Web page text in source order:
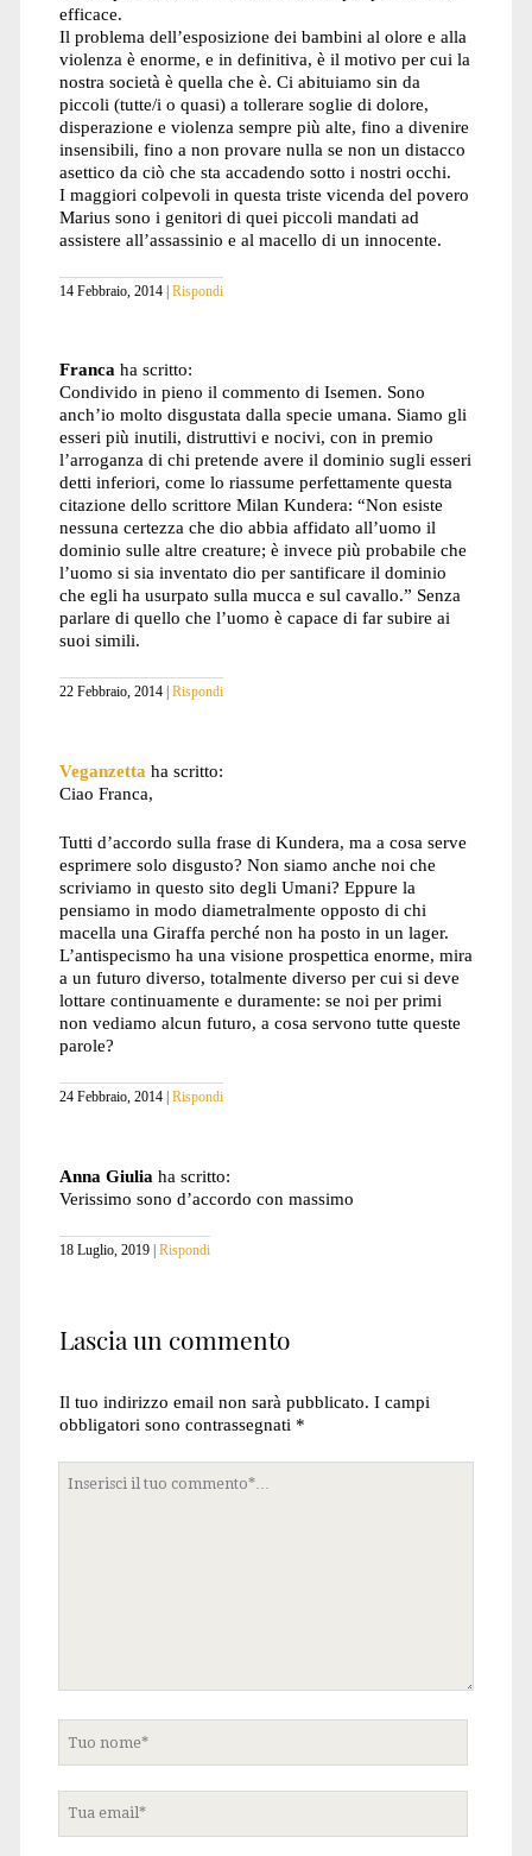
efficace.
Il problema dell’esposizione dei bambini al olore e alla
violenza è enorme, e in definitiva, è il motivo per cui la
nostra società è quella che è. Ci abituiamo sin da
piccoli (tutte/i o quasi) a tollerare soglie di dolore,
disperazione e violenza sempre più alte, fino a divenire
insensibili, fino a non provare nulla se non un distacco
asettico da ciò che sta accadendo sotto i nostri occhi.
I maggiori colpevoli in questa triste vicenda del povero
Marius sono i genitori di quei piccoli mandati ad
assistere all’assassinio e al macello di un innocente.
14 Febbraio, 2014 Rispondi
Franca ha scritto:
Condivido in pieno il commento di Isemen. Sono
anch’io molto disgustata dalla specie umana. Siamo gli
esseri più inutili, distruttivi e nocivi, con in premio
l’arroganza di chi pretende avere il dominio sugli esseri
detti inferiori, come lo riassume perfettamente questa
citazione dello scrittore Milan Kundera: “Non esiste
nessuna certezza che dio abbia affidato all’uomo il
dominio sulle altre creature; è invece più probabile che
l’uomo si sia inventato dio per santificare il dominio
che egli ha usurpato sulla mucca e sul cavallo.” Senza
parlare di quello che l’uomo è capace di far subire ai
suoi simili.
22 Febbraio, 2014 Rispondi
Veganzetta ha scritto:
Ciao Franca,
Tutti d’accordo sulla frase di Kundera, ma a cosa serve
esprimere solo disgusto? Non siamo anche noi che
scriviamo in questo sito degli Umani? Eppure la
pensiamo in modo diametralmente opposto di chi
macella una Giraffa perché non ha posto in un lager.
L’antispecismo ha una visione prospettica enorme, mira
a un futuro diverso, totalmente diverso per cui si deve
lottare continuamente e duramente: se noi per primi
non vediamo alcun futuro, a cosa servono tutte queste
parole?
24 Febbraio, 2014 Rispondi
Anna Giulia ha scritto:
Verissimo sono d’accordo con massimo
18 Luglio, 2019 Rispondi
Lascia un commento
Il tuo indirizzo email non sarà pubblicato. I campi
obbligatori sono contrassegnati *
commento
nome
email